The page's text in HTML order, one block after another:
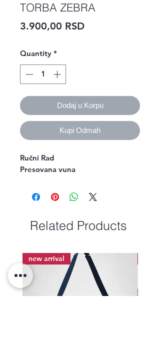
TORBA ZEBRA
3.900,00 RSDPrice
Quantity *
Dodaj u Korpu
Kupi Odmah
Ručni Rad
Presovana vuna
Related Products
new arrival